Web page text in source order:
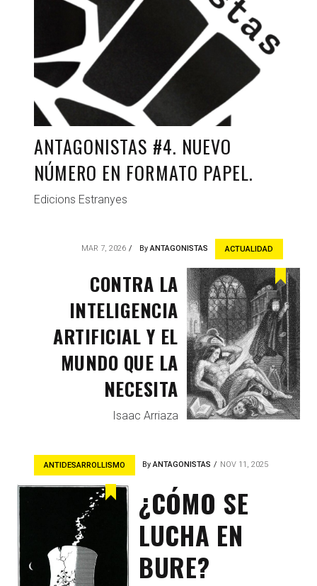
ANTAGONISTAS #4. NUEVO
NÚMERO EN FORMATO PAPEL.
Edicions Estranyes
ACTUALIDAD
ByANTAGONISTAS
MAR 7, 2026
CONTRA LA
INTELIGENCIA
ARTIFICIAL Y EL
MUNDO QUE LA
NECESITA
Isaac Arriaza
ANTIDESARROLLISMO ByANTAGONISTAS NOV 11, 2025
¿CÓMO SE
LUCHA EN
BURE?